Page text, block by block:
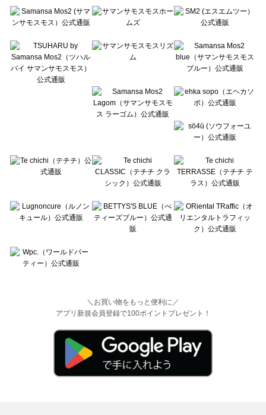
Te chichi（テチチ）のニット・セーター一覧
Te chichi CLASSIC（テチチ クラシック）のニット・セーター一覧
Lugnoncure（ルノンキュール）のニット・セーター一覧
BETTY'S BLUE（べティーズブルー）のニット・セーター一覧
Wpc.（ワールドパーティー）のニット・セーター一覧
＼お買い物をもっと便利に／
アプリ新規会員登録で100ポイントプレゼント！